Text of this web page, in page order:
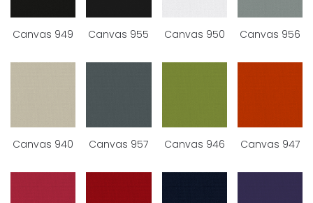
Canvas 949 Canvas 955 Canvas 950 Canvas 956
Canvas 940 Canvas 957 Canvas 946 Canvas 947